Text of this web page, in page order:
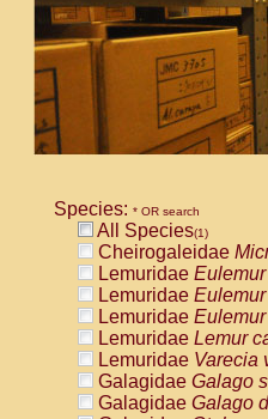
Species: * OR search
All Species(1)
Cheirogaleidae
Lemuridae
Lemuridae
Lemuridae
Lemuridae Lemur
Lemuridae Varecia
Galagidae Galago
Galagidae Galago